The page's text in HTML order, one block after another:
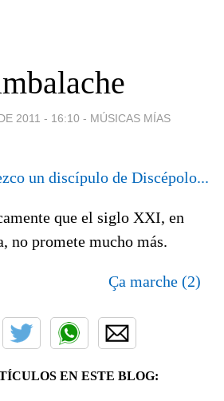
2011 - 16:10 - MÚSICAS MÍAS
un discípulo de Discépolo...
que el siglo XXI, en
no promete mucho más.
Ça marche (2)
EN ESTE BLOG: